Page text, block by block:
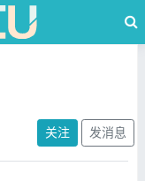
关注 发消息